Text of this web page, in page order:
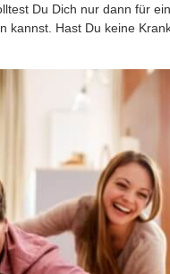
Du Dich nur dann für
kannst. Hast Du keine